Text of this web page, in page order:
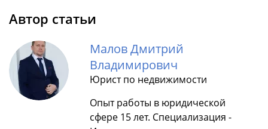
Автор статьи
Малов Дмитрий
Владимирович
Юрист по недвижимости
Опыт работы в юридической
сфере 15 лет. Специализация -